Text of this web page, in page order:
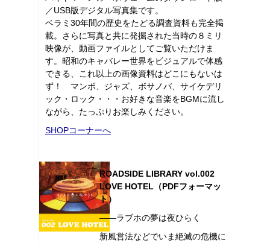
／USB版デジタル写真集です。
ベラミ30年間の歴史をたどる調査資料も完全掲
載。さらに写真と共に発掘された当時の８ミリ
映像が、動画ファイルとしてご覧いただけま
す。昭和のキャバレー世界をビジュアルで体感
できる、これ以上の画像資料はどこにもないは
ず！ マンボ、ジャズ、ボサノバ、サイケデリ
ック・ロック・・・お好きな音楽をBGMに流し
ながら、たっぷりお楽しみください。
SHOPコーナーへ
ROADSIDE LIBRARY vol.002
LOVE HOTEL（PDFフォーマッ
ト）
――ラブホの夢は夜ひらく
新風営法などでいま絶滅の危機に